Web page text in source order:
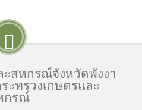
ะสหกรณ์จังหวัดพังงา
ะทรวงเกษตรและ
กรณ์